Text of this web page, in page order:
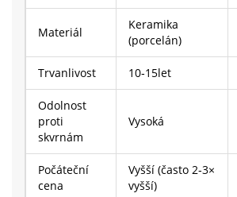
Materiál
Keramika
(porcelán)
Trvanlivost 10‑15let
Odolnost
proti
skvrnám
Vysoká
Počáteční
cena
Vyšší (často 2‑3×
vyšší)